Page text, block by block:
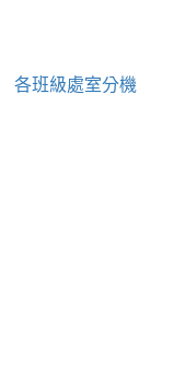
各班級處室分機